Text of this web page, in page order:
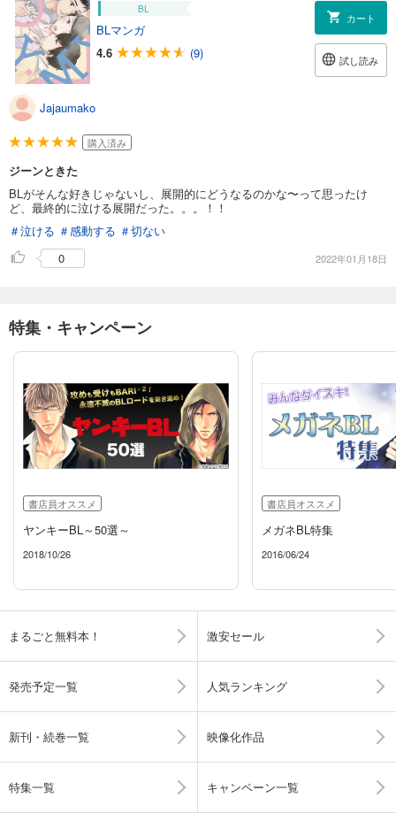
BL
BLマンガ
4.6
(9)
カート
試し読み
Jajaumako
購入済み
ジーンときた
BLがそんな好きじゃないし、展開的にどうなるのかな〜って思ったけ
ど、最終的に泣ける展開だった。。。！！
＃泣ける ＃感動する ＃切ない
0
2022年01月18日
特集・キャンペーン
書店員オススメ
ヤンキーBL～50選～
2018/10/26
書店員オススメ
メガネBL特集
2016/06/24
まるごと無料本！ 激安セール
発売予定一覧 人気ランキング
新刊・続巻一覧 映像化作品
特集一覧 キャンペーン一覧